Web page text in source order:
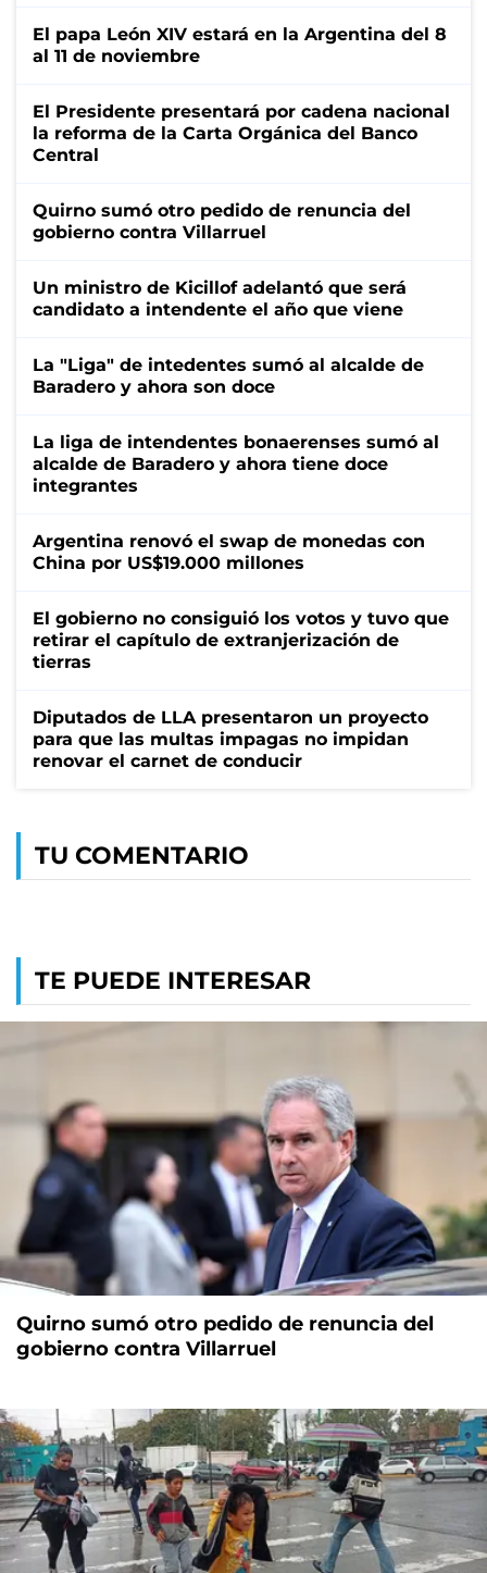
El papa León XIV estará en la Argentina del 8
al 11 de noviembre
El Presidente presentará por cadena nacional
la reforma de la Carta Orgánica del Banco
Central
Quirno sumó otro pedido de renuncia del
gobierno contra Villarruel
Un ministro de Kicillof adelantó que será
candidato a intendente el año que viene
La "Liga" de intedentes sumó al alcalde de
Baradero y ahora son doce
La liga de intendentes bonaerenses sumó al
alcalde de Baradero y ahora tiene doce
integrantes
Argentina renovó el swap de monedas con
China por US$19.000 millones
El gobierno no consiguió los votos y tuvo que
retirar el capítulo de extranjerización de
tierras
Diputados de LLA presentaron un proyecto
para que las multas impagas no impidan
renovar el carnet de conducir
TU COMENTARIO
TE PUEDE INTERESAR
Quirno sumó otro pedido de renuncia del
gobierno contra Villarruel